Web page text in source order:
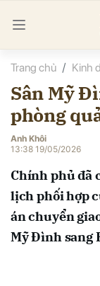
Trang chủ Kinh
Sân Mỹ
phòng
Anh Khôi
13:38 19/05/2026
Chính phủ đã
lịch phối hợp
án chuyển
Mỹ Đình sang
luận